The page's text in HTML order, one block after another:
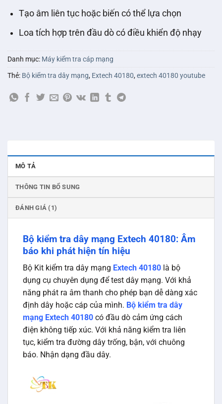
Tạo âm liên tục hoặc biến có thể lựa chọn
Loa tích hợp trên đầu dò có điều khiển độ nhạy
Danh mục: Máy kiểm tra cáp mạng
Thẻ: Bộ kiểm tra dây mạng, Extech 40180,extech 40180 youtube
MÔ TẢ
THÔNG TIN BỔ SUNG
ĐÁNH GIÁ (1)
Bộ kiểm tra dây mạng Extech 40180: Âm
báo khi phát hiện tín hiệu
Bộ Kit kiểm tra dây mạng Extech 40180 là bộ
dụng cụ chuyên dụng để test dây mạng. Với khả
năng phát ra âm thanh cho phép bạn dễ dàng xác
định dây hoặc cáp của mình. Bộ kiểm tra dây
mạng Extech 40180 có đầu dò cảm ứng cách
điện không tiếp xúc. Với khả năng kiểm tra liên
tục, kiểm tra đường dây trống, bận, với chuông
báo. Nhận dạng đầu dây.